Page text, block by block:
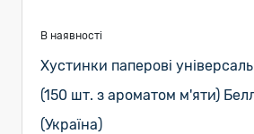
В наявності
Хустинки паперові
(150 шт. з ароматом м'яти)
(Україна)